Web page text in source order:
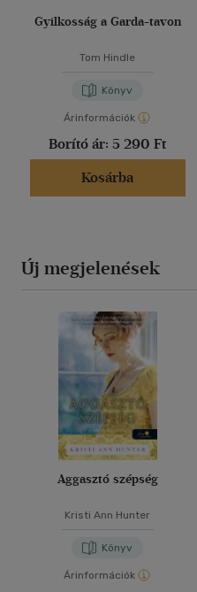
Gyilkosság a Garda-tavon
Tom Hindle
Könyv
Árinformációk
Borító ár: 5 290 Ft
Kosárba
Új megjelenések
Aggasztó szépség
Kristi Ann Hunter
Könyv
Árinformációk